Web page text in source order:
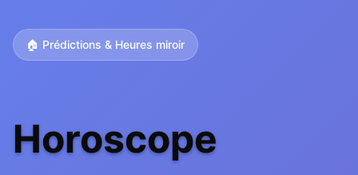
🏠 Prédictions & Heures miroir
Horoscope